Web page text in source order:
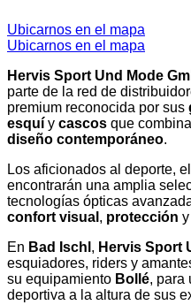
Ubicarnos en el mapa
Ubicarnos en el mapa
Hervis Sport Und Mode
parte de la red de
premium reconocida por sus
esquí y cascos que
diseño contemporáneo.
Los aficionados al deporte,
encontrarán una amplia
tecnologías ópticas
confort visual , protección y
En Bad Ischl , Hervis Sport
esquiadores, riders y
su equipamiento Bollé, para
deportiva a la altura de sus